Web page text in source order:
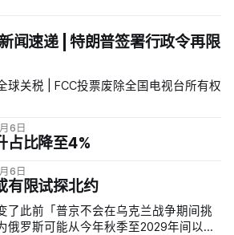
闻速递 | 特朗普签署行政令再限
球关税 | FCC投票废除全国电视台所有权
6日
占比降至4%
6日
有限试探北约
了此前「普京不会在乌克兰战争期间挑
俄罗斯可能从今年秋季至2029年间以网